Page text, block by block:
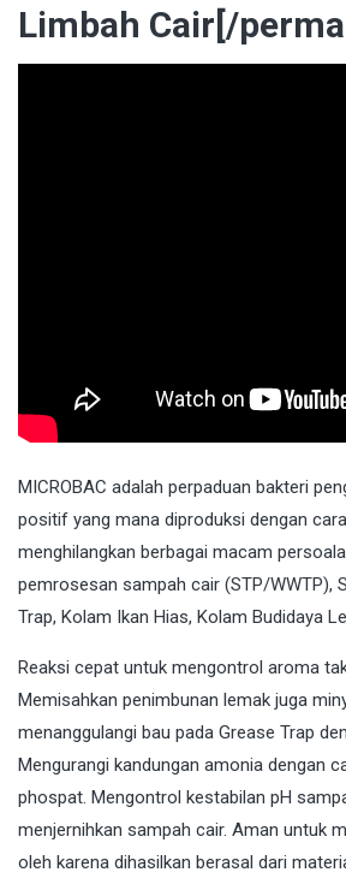
Limbah Cair[/
MICROBAC adalah perpaduan bakteri
positif yang mana diproduksi dengan
menghilangkan berbagai macam
pemrosesan sampah cair (STP/WWTP),
Trap, Kolam Ikan Hias, Kolam Budidaya
Reaksi cepat untuk mengontrol aroma
Memisahkan penimbunan lemak juga
menanggulangi bau pada Grease Trap
Mengurangi kandungan amonia dengan
phospat. Mengontrol kestabilan pH
menjernihkan sampah cair. Aman untuk
oleh karena dihasilkan berasal dari